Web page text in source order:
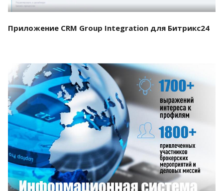
Приложение CRM Group Integration для Битрикс24
Смотреть проект